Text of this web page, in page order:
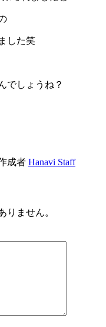
した笑
でしょうね？
成者 Hanavi Staff
りません。